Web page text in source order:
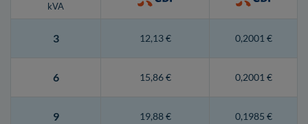
kVA
3 12,13 € 0,2001 €
6 15,86 € 0,2001 €
9 19,88 € 0,1985 €